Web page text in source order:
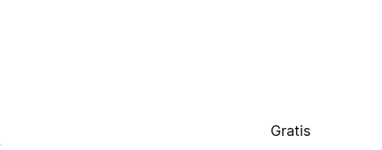
Gratis